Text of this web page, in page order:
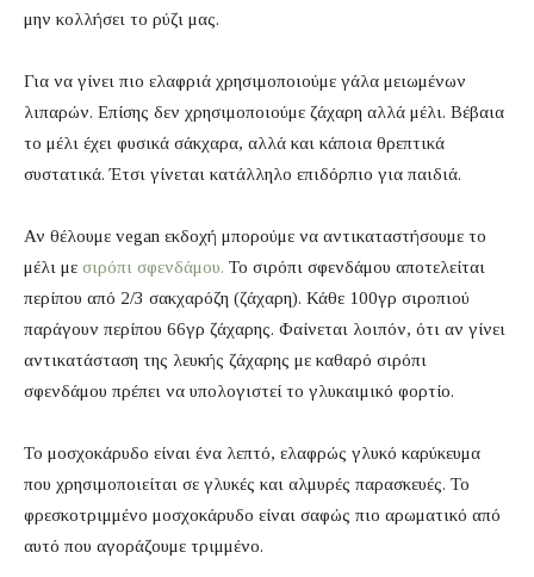
μην κολλήσει το ρύζι μας.
Για να γίνει πιο ελαφριά χρησιμοποιούμε γάλα μειωμένων
λιπαρών. Επίσης δεν χρησιμοποιούμε ζάχαρη αλλά μέλι. Βέβαια
το μέλι έχει φυσικά σάκχαρα, αλλά και κάποια θρεπτικά
συστατικά. Έτσι γίνεται κατάλληλο επιδόρπιο για παιδιά.
Αν θέλουμε vegan εκδοχή μπορούμε να αντικαταστήσουμε το
μέλι με σιρόπι σφενδάμου. Το σιρόπι σφενδάμου αποτελείται
περίπου από 2/3 σακχαρόζη (ζάχαρη). Κάθε 100γρ σιροπιού
παράγουν περίπου 66γρ ζάχαρης. Φαίνεται λοιπόν, ότι αν γίνει
αντικατάσταση της λευκής ζάχαρης με καθαρό σιρόπι
σφενδάμου πρέπει να υπολογιστεί το γλυκαιμικό φορτίο.
Το μοσχοκάρυδο είναι ένα λεπτό, ελαφρώς γλυκό καρύκευμα
που χρησιμοποιείται σε γλυκές και αλμυρές παρασκευές. Το
φρεσκοτριμμένο μοσχοκάρυδο είναι σαφώς πιο αρωματικό από
αυτό που αγοράζουμε τριμμένο.